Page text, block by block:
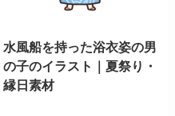
水風船を持った浴衣姿の男
の子のイラスト｜夏祭り・
縁日素材